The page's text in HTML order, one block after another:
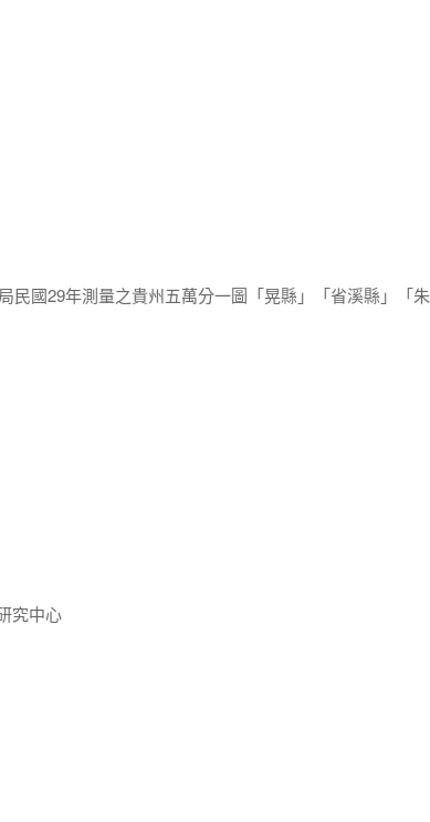
民國29年測量之貴州五萬分一圖「晃縣」「省溪縣」「朱
究中心